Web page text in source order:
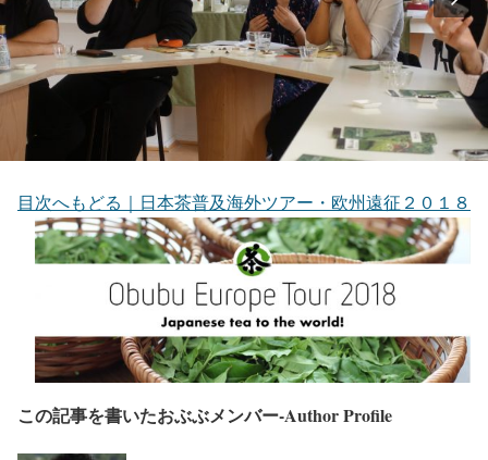
目次へもどる｜日本茶普及海外ツアー・欧州遠征２０１８
この記事を書いたおぶぶメンバー-Author Profile